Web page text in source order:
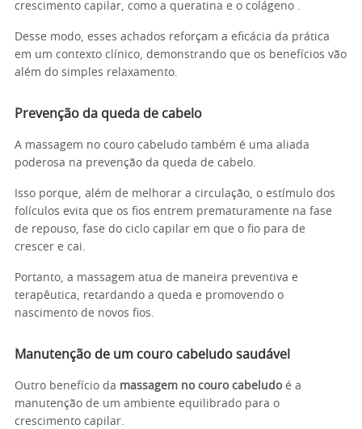
crescimento capilar, como a queratina e o colágeno .
Desse modo, esses achados reforçam a eficácia da prática
em um contexto clínico, demonstrando que os benefícios vão
além do simples relaxamento.
Prevenção da queda de cabelo
A massagem no couro cabeludo também é uma aliada
poderosa na prevenção da queda de cabelo.
Isso porque, além de melhorar a circulação, o estímulo dos
folículos evita que os fios entrem prematuramente na fase
de repouso, fase do ciclo capilar em que o fio para de
crescer e cai.
Portanto, a massagem atua de maneira preventiva e
terapêutica, retardando a queda e promovendo o
nascimento de novos fios.
Manutenção de um couro cabeludo saudável
Outro benefício da massagem no couro cabeludoé a
manutenção de um ambiente equilibrado para o
crescimento capilar.